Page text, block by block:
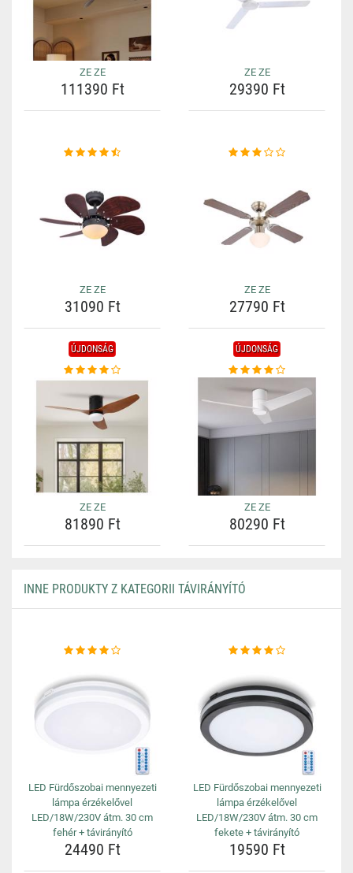
ZE ZE
111390 Ft
ZE ZE
29390 Ft
ZE ZE
31090 Ft
ZE ZE
27790 Ft
ÚJDONSÁG
ZE ZE
81890 Ft
ÚJDONSÁG
ZE ZE
80290 Ft
INNE PRODUKTY Z KATEGORII TÁVIRÁNYÍTÓ
LED Fürdőszobai mennyezeti
lámpa érzékelővel
LED/18W/230V átm. 30 cm
fehér + távirányító
24490 Ft
LED Fürdőszobai mennyezeti
lámpa érzékelővel
LED/18W/230V átm. 30 cm
fekete + távirányító
19590 Ft